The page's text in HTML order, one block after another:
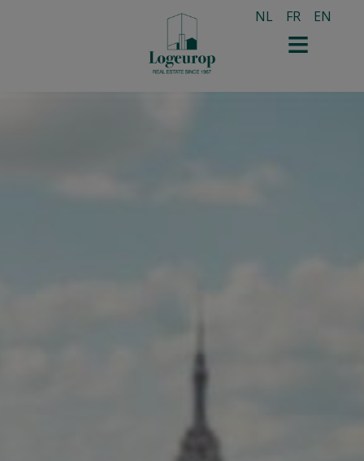
NL FR EN